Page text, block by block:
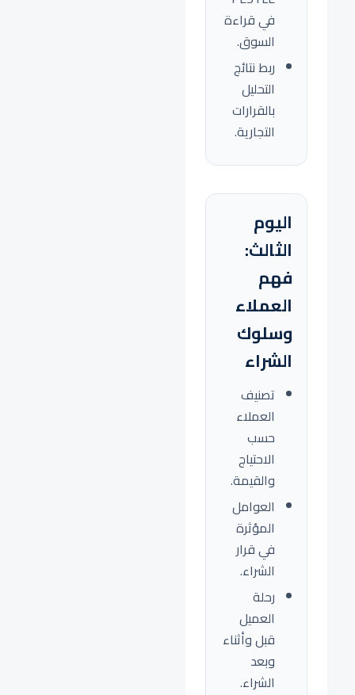
في قراءة
السوق.
ربط نتائج
التحليل
بالقرارات
التجارية.
اليوم
الثالث:
فهم
العملاء
وسلوك
الشراء
تصنيف
العملاء
حسب
الاحتياج
والقيمة.
العوامل
المؤثرة
في قرار
الشراء.
رحلة
العميل
قبل وأثناء
وبعد
الشراء.